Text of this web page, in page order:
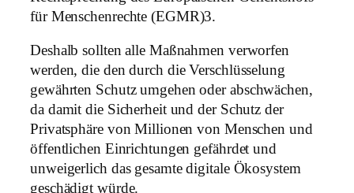
für Menschenrechte (EGMR)3.
Deshalb sollten alle Maßnahmen verworfen
werden, die den durch die Verschlüsselung
gewährten Schutz umgehen oder abschwächen,
da damit die Sicherheit und der Schutz der
Privatsphäre von Millionen von Menschen und
öffentlichen Einrichtungen gefährdet und
unweigerlich das gesamte digitale Ökosystem
geschädigt würde.